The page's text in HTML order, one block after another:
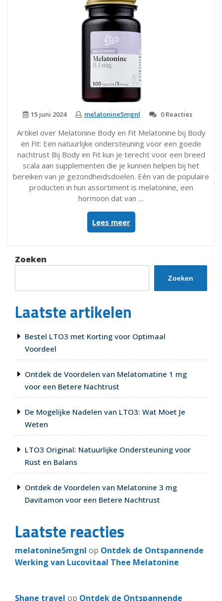
15 juni 2024 melatonine5mgnl 0 Reacties
Artikel over Melatonine Body en Fit Melatonine bij Body
en Fit: Een natuurlijke ondersteuning voor een goede
nachtrust Bij Body en Fit kun je terecht voor een breed
scala aan supplementen die je kunnen helpen bij het
bereiken van je gezondheidsdoelen. Eén van de populaire
producten in hun assortiment is melatonine, een
hormoon dat van …
Lees meer“Ontdek
de
Kracht
Melatonine
Fit
voor
Betere
Zoeken
Zoeken
Laatste artikelen
Bestel LTO3 met Korting voor Optimaal
Voordeel
Ontdek de Voordelen van Melatomatine 1 mg
voor een Betere Nachtrust
De Mogelijke Nadelen van LTO3: Wat Moet Je
Weten
LTO3 Original: Natuurlijke Ondersteuning voor
Rust en Balans
Ontdek de Voordelen van Melatonine 3 mg
Davitamon voor een Betere Nachtrust
Laatste reacties
melatonine5mgnl op Ontdek de Ontspannende
Werking van Lucovitaal Thee Melatonine
Shane travel op Ontdek de Ontspannende